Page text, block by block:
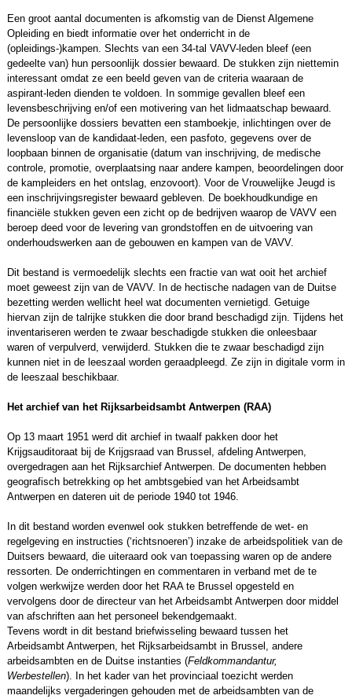
Een groot aantal documenten is afkomstig van de Dienst Algemene
Opleiding en biedt informatie over het onderricht in de
(opleidings-)kampen. Slechts van een 34-tal VAVV-leden bleef (een
gedeelte van) hun persoonlijk dossier bewaard. De stukken zijn niettemin
interessant omdat ze een beeld geven van de criteria waaraan de
aspirant-leden dienden te voldoen. In sommige gevallen bleef een
levensbeschrijving en/of een motivering van het lidmaatschap bewaard.
De persoonlijke dossiers bevatten een stamboekje, inlichtingen over de
levensloop van de kandidaat-leden, een pasfoto, gegevens over de
loopbaan binnen de organisatie (datum van inschrijving, de medische
controle, promotie, overplaatsing naar andere kampen, beoordelingen door
de kampleiders en het ontslag, enzovoort). Voor de Vrouwelijke Jeugd is
een inschrijvingsregister bewaard gebleven. De boekhoudkundige en
financiële stukken geven een zicht op de bedrijven waarop de VAVV een
beroep deed voor de levering van grondstoffen en de uitvoering van
onderhoudswerken aan de gebouwen en kampen van de VAVV.
Dit bestand is vermoedelijk slechts een fractie van wat ooit het archief
moet geweest zijn van de VAVV. In de hectische nadagen van de Duitse
bezetting werden wellicht heel wat documenten vernietigd. Getuige
hiervan zijn de talrijke stukken die door brand beschadigd zijn. Tijdens het
inventariseren werden te zwaar beschadigde stukken die onleesbaar
waren of verpulverd, verwijderd. Stukken die te zwaar beschadigd zijn
kunnen niet in de leeszaal worden geraadpleegd. Ze zijn in digitale vorm in
de leeszaal beschikbaar.
Het archief van het Rijksarbeidsambt Antwerpen (RAA)
Op 13 maart 1951 werd dit archief in twaalf pakken door het
Krijgsauditoraat bij de Krijgsraad van Brussel, afdeling Antwerpen,
overgedragen aan het Rijksarchief Antwerpen. De documenten hebben
geografisch betrekking op het ambtsgebied van het Arbeidsambt
Antwerpen en dateren uit de periode 1940 tot 1946.
In dit bestand worden evenwel ook stukken betreffende de wet- en
regelgeving en instructies (‘richtsnoeren’) inzake de arbeidspolitiek van de
Duitsers bewaard, die uiteraard ook van toepassing waren op de andere
ressorten. De onderrichtingen en commentaren in verband met de te
volgen werkwijze werden door het RAA te Brussel opgesteld en
vervolgens door de directeur van het Arbeidsambt Antwerpen door middel
van afschriften aan het personeel bekendgemaakt.
Tevens wordt in dit bestand briefwisseling bewaard tussen het
Arbeidsambt Antwerpen, het Rijksarbeidsambt in Brussel, andere
arbeidsambten en de Duitse instanties (Feldkommandantur,
Werbestellen). In het kader van het provinciaal toezicht werden
maandelijks vergaderingen gehouden met de arbeidsambten van de